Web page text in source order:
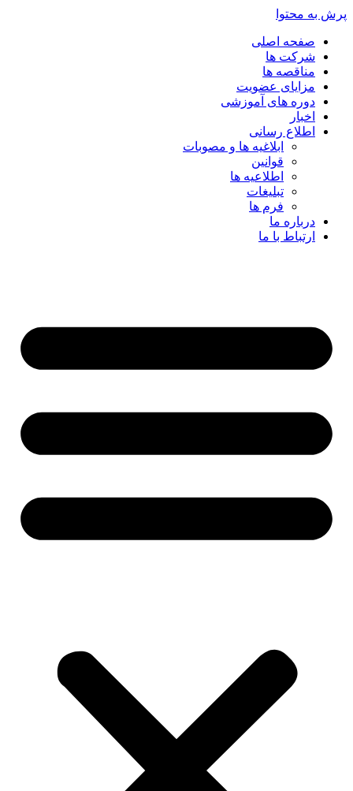
پرش به محتوا
صفحه اصلی
شرکت ها
مناقصه ها
مزایای عضویت
دوره های آموزشی
اخبار
اطلاع رسانی
ابلاغیه ها و مصوبات
قوانین
اطلاعیه ها
تبلیغات
فرم ها
درباره ما
ارتباط با ما